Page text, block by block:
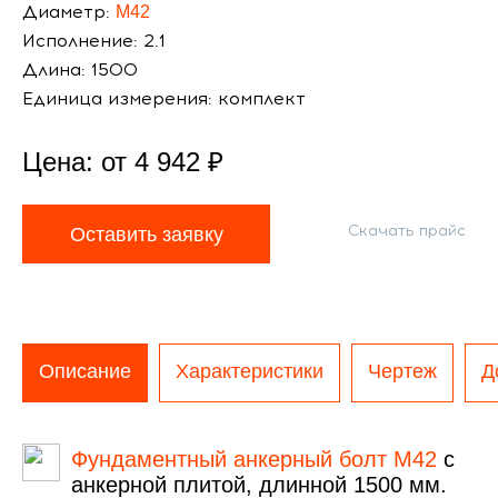
Диаметр: М42
Исполнение: 2.1
Длина: 1500
Единица измерения: комплект
Цена: от 4 942 ₽
Оставить заявку Скачать прайс
Описание Характеристики Чертеж
Фундаментный анкерный болт М42 с
анкерной плитой, длинной 1500 мм.